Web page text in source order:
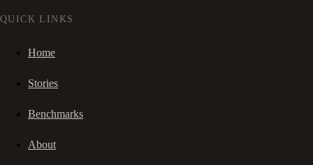
QUICK LINKS
Home
Stories
Benchmarks
About